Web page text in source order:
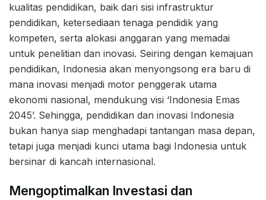
kualitas pendidikan, baik dari sisi infrastruktur
pendidikan, ketersediaan tenaga pendidik yang
kompeten, serta alokasi anggaran yang memadai
untuk penelitian dan inovasi. Seiring dengan kemajuan
pendidikan, Indonesia akan menyongsong era baru di
mana inovasi menjadi motor penggerak utama
ekonomi nasional, mendukung visi ‘Indonesia Emas
2045’. Sehingga, pendidikan dan inovasi Indonesia
bukan hanya siap menghadapi tantangan masa depan,
tetapi juga menjadi kunci utama bagi Indonesia untuk
bersinar di kancah internasional.
Mengoptimalkan Investasi dan